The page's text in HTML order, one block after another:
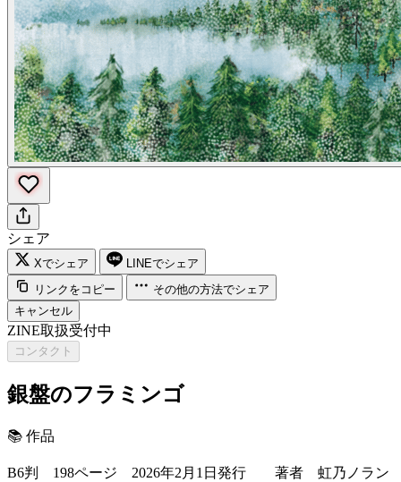
シェア
Xでシェア
LINEでシェア
リンクをコピー
その他の方法でシェア
キャンセル
ZINE取扱受付中
コンタクト
銀盤のフラミンゴ
📚 作品
B6判 198ページ 2026年2月1日発行 著者 虹乃ノラン